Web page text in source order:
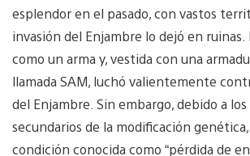
esplendor en el pasado, con vastos
invasión del Enjambre lo dejó en ruinas.
como un arma y, vestida con una
llamada SAM, luchó valientemente
del Enjambre. Sin embargo, debido a
secundarios de la modificación
condición conocida como “pérdida de